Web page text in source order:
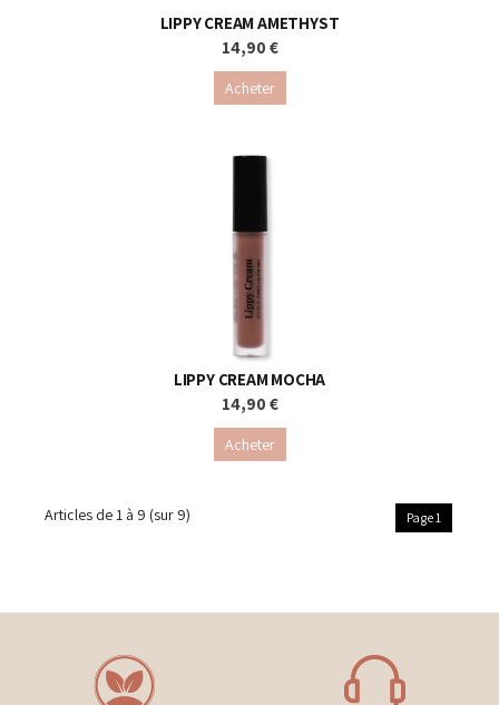
LIPPY CREAM AMETHYST
14,90 €
Acheter
LIPPY CREAM MOCHA
14,90 €
Acheter
Page 1
Articles de1 à 9 (sur 9)